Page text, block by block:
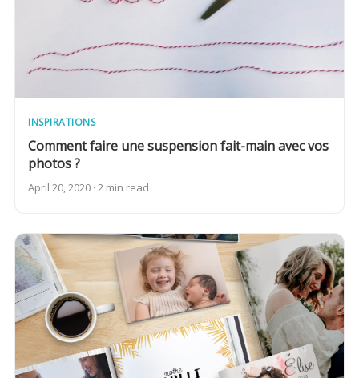
INSPIRATIONS
Comment faire une suspension fait-main avec vos
photos ?
April 20, 2020 · 2 min read